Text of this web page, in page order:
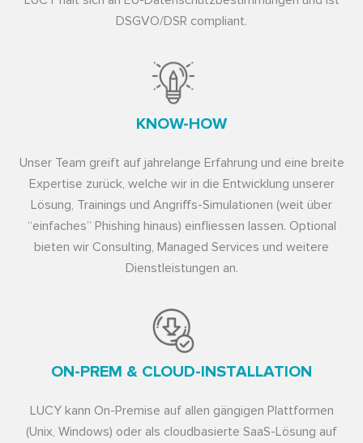
DSGVO/DSR compliant.
KNOW-HOW
Unser Team greift auf jahrelange Erfahrung und eine breite
Expertise zurück, welche wir in die Entwicklung unserer
Lösung, Trainings und Angriffs-Simulationen (weit über
“einfaches” Phishing hinaus) einfliessen lassen. Optional
bieten wir Consulting, Managed Services und weitere
Dienstleistungen an.
ON-PREM & CLOUD-INSTALLATION
LUCY kann On-Premise auf allen gängigen Plattformen
(Unix, Windows) oder als cloudbasierte SaaS-Lösung auf